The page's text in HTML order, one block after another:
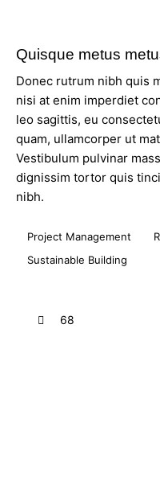
Quisque metus
Donec rutrum nibh quis
nisi at enim imperdiet
leo sagittis, eu
quam, ullamcorper ut
Vestibulum pulvinar
dignissim tortor quis
nibh.
Project Management
Sustainable Building
68